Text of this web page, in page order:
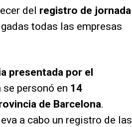
del registro de jornada
todas las empresas
presentada por el
personó en 14
de Barcelona.
a cabo un registro de las